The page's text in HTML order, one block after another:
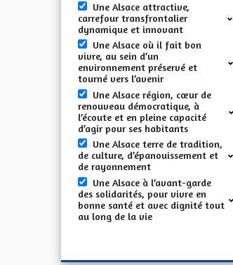
Une Alsace attractive,
carrefour transfrontalier
dynamique et innovant
Une Alsace où il fait bon
vivre, au sein d’un
environnement préservé et
tourné vers l’avenir
Une Alsace région, cœur de
renouveau démocratique, à
l’écoute et en pleine capacité
d’agir pour ses habitants
Une Alsace terre de tradition,
de culture, d’épanouissement et
de rayonnement
Une Alsace à l’avant-garde
des solidarités, pour vivre en
bonne santé et avec dignité tout
au long de la vie